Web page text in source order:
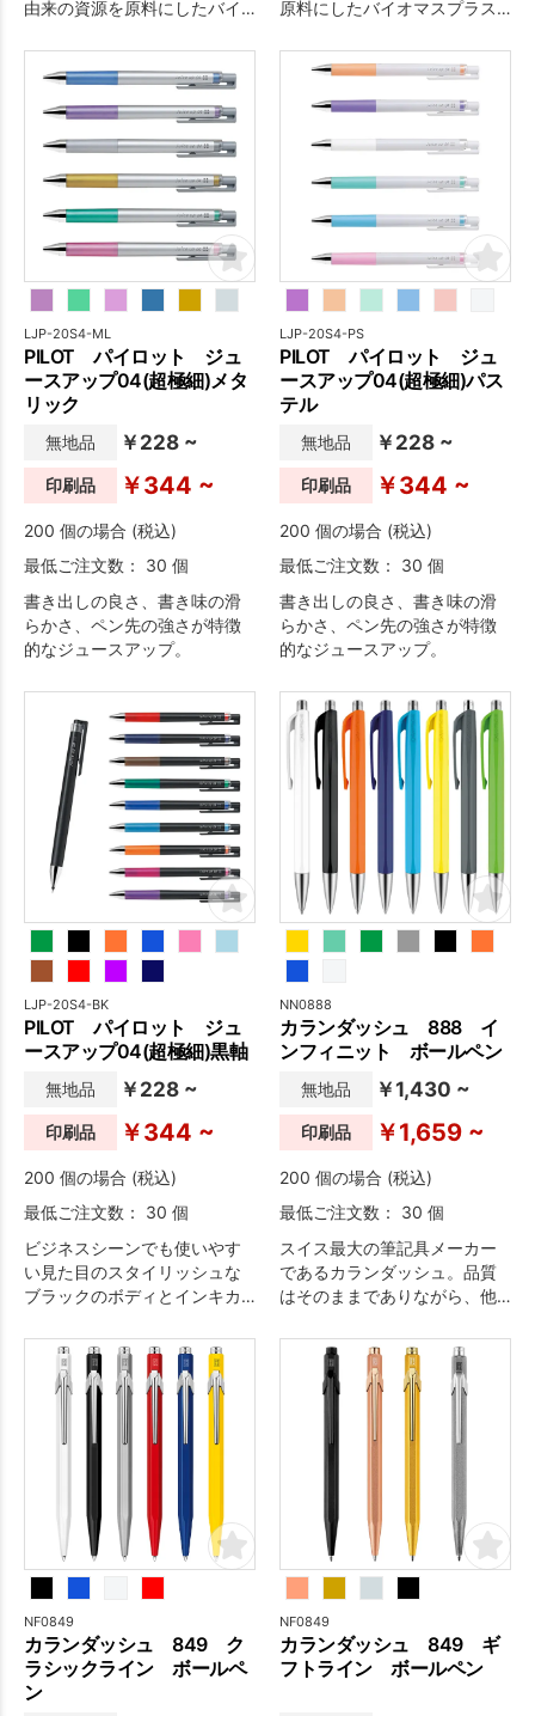
由来の資源を原料にしたバイ
ている商品です。
原料にしたバイオマスプラス
す。
LJP-20S4-ML
PILOT パイロット ジュ
ースアップ04(超極細)メタ
リック
無地品 ￥228 ~
印刷品 ￥344 ~
200 個の場合 (税込)
最低ご注文数： 30 個
書き出しの良さ、書き味の滑
らかさ、ペン先の強さが特徴
的なジュースアップ。
LJP-20S4-PS
PILOT パイロット ジュ
ースアップ04(超極細)パス
テル
無地品 ￥228 ~
印刷品 ￥344 ~
200 個の場合 (税込)
最低ご注文数： 30 個
書き出しの良さ、書き味の滑
らかさ、ペン先の強さが特徴
的なジュースアップ。
LJP-20S4-BK
PILOT パイロット ジュ
ースアップ04(超極細)黒軸
無地品 ￥228 ~
印刷品 ￥344 ~
200 個の場合 (税込)
最低ご注文数： 30 個
ビジネスシーンでも使いやす
い見た目のスタイリッシュな
ブラックのボディとインキカ
いラバー素材のグリップ部分
のコントラストがオシャレな
ジュースアップ。
NN0888
カランダッシュ 888 イ
ンフィニット ボールペン
無地品 ￥1,430 ~
印刷品 ￥1,659 ~
200 個の場合 (税込)
最低ご注文数： 30 個
スイス最大の筆記具メーカー
であるカランダッシュ。品質
はそのままでありながら、他
ラインとなっております。
NF0849
カランダッシュ 849 ク
ラシックライン ボールペ
ン
NF0849
カランダッシュ 849 ギ
フトライン ボールペン